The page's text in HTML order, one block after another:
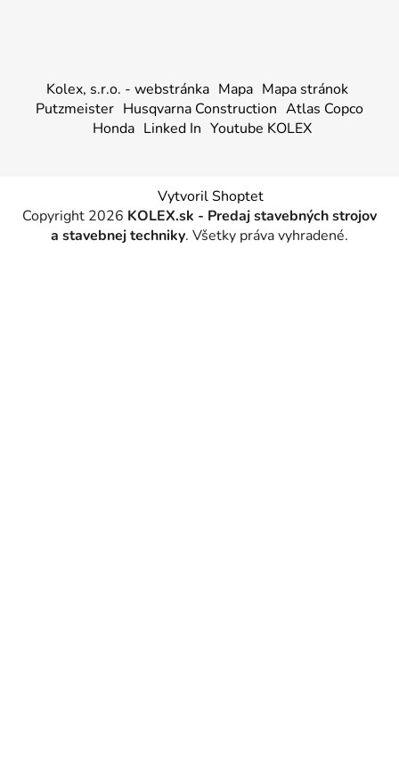
Kolex, s.r.o. - webstránka Mapa Mapa stránok
Putzmeister Husqvarna Construction Atlas Copco
Honda Linked In Youtube KOLEX
Vytvoril Shoptet
Copyright 2026 KOLEX.sk - Predaj stavebných strojov
a stavebnej techniky. Všetky práva vyhradené.